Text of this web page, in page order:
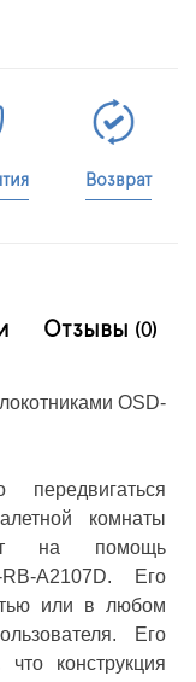
Возврат
Отзывы (0)
OSD-
комнаты
на помощь
A2107D. Его
или в любом
Его
конструкция